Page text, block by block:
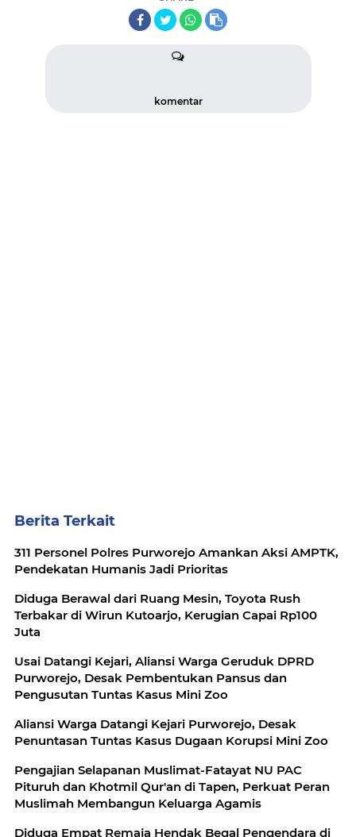
komentar
Berita Terkait
311 Personel Polres Purworejo Amankan Aksi AMPTK,
Pendekatan Humanis Jadi Prioritas
Diduga Berawal dari Ruang Mesin, Toyota Rush
Terbakar di Wirun Kutoarjo, Kerugian Capai Rp100
Juta
Usai Datangi Kejari, Aliansi Warga Geruduk DPRD
Purworejo, Desak Pembentukan Pansus dan
Pengusutan Tuntas Kasus Mini Zoo
Aliansi Warga Datangi Kejari Purworejo, Desak
Penuntasan Tuntas Kasus Dugaan Korupsi Mini Zoo
Pengajian Selapanan Muslimat-Fatayat NU PAC
Pituruh dan Khotmil Qur'an di Tapen, Perkuat Peran
Muslimah Membangun Keluarga Agamis
Diduga Empat Remaja Hendak Begal Pengendara di